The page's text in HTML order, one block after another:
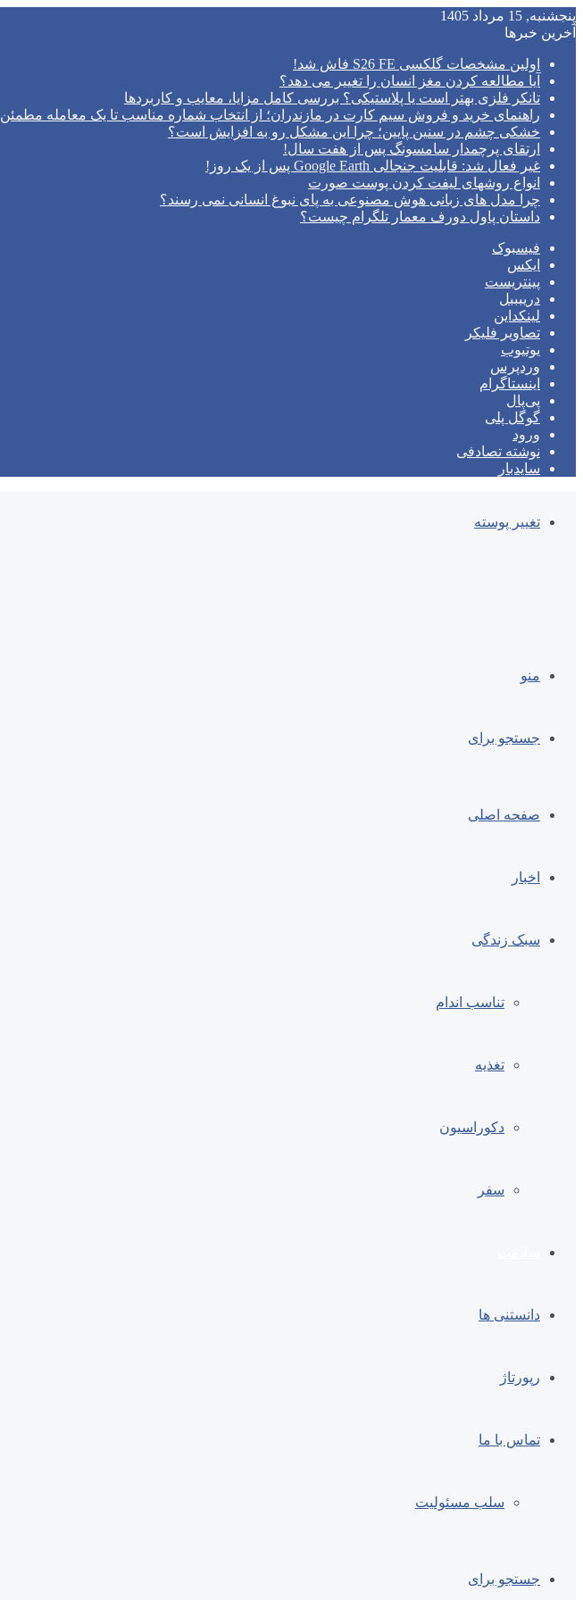
پنجشنبه, 15 مرداد 1405
آخرین خبرها
اولین مشخصات گلکسی S26 FE فاش شد!
آیا مطالعه کردن مغز انسان را تغییر می‌ دهد؟
تانکر فلزی بهتر است یا پلاستیکی؟ بررسی کامل مزایا، معایب و کاربردها
راهنمای خرید و فروش سیم کارت در مازندران؛ از انتخاب شماره مناسب تا یک معامله مطمئن
خشکی چشم در سنین پایین؛ چرا این مشکل رو به افزایش است؟
ارتقای پرچمدار سامسونگ پس از هفت سال!
غیر فعال شد: قابلیت جنجالی Google Earth پس از یک روز!
انواع روشهای لیفت کردن پوست صورت
چرا مدل‌ های زبانی هوش مصنوعی به پای نبوغ انسانی نمی‌ رسند؟
داستان پاول دورف معمار تلگرام چیست؟
فیسبوک
ایکس
پینتریست
دریبببل
لینکداین
تصاویر فلیکر
یوتیوب
وردپرس
اینستاگرام
پی‌پال
گوگل پلی
ورود
نوشته تصادفی
سایدبار
تغییر پوسته
منو
جستجو برای
صفحه اصلی
اخبار
سبک زندگی
تناسب اندام
تغذیه
دکوراسیون
سفر
دانستنی ها
رپورتاژ
تماس با ما
سلب مسئولیت
جستجو برای